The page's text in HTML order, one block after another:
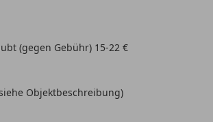
(gegen Gebühr) 15-22 €
Objektbeschreibung)